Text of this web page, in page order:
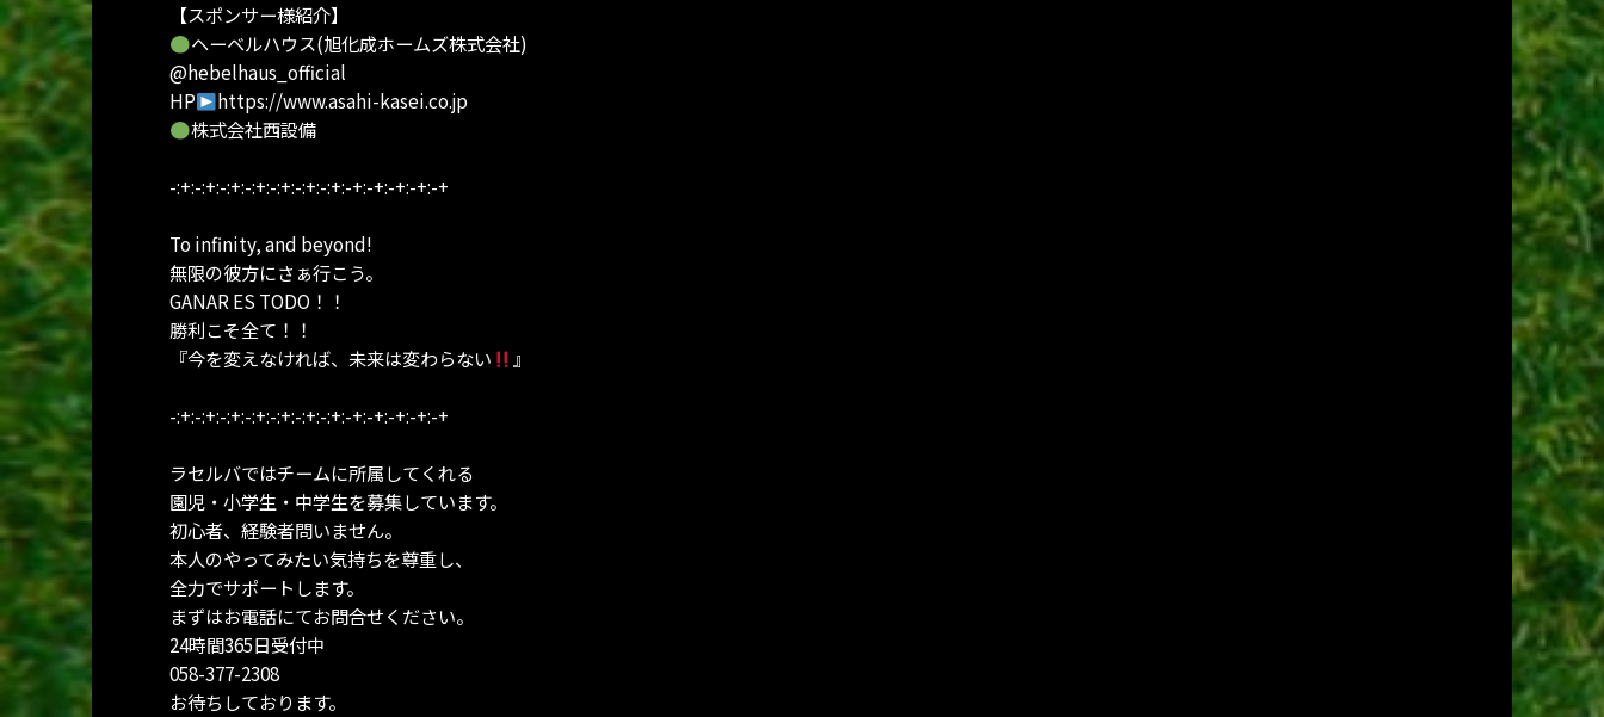
【スポンサー様紹介】
ヘーベルハウス(旭化成ホームズ株式会社)
@hebelhaus_official
HP
https://www.asahi-kasei.co.jp
株式会社西設備
-:+:-:+:-:+:-:+:-:+:-:+:-:+:-+:-+:-+:-+:-+
To infinity, and beyond!
無限の彼方にさぁ行こう。
GANAR ES TODO！！
勝利こそ全て！！
『今を変えなければ、未来は変わらない
』
-:+:-:+:-:+:-:+:-:+:-:+:-:+:-+:-+:-+:-+:-+
ラセルバではチームに所属してくれる
園児・小学生・中学生を募集しています。
初心者、経験者問いません。
本人のやってみたい気持ちを尊重し、
全力でサポートします。
まずはお電話にてお問合せください。
24時間365日受付中
058-377-2308
お待ちしております。